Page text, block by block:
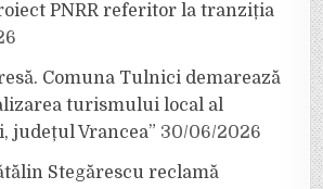
PNRR referitor la tranziția
Comuna Tulnici demarează
turismului local al
județul Vrancea” 30/06/2026
Stegărescu reclamă